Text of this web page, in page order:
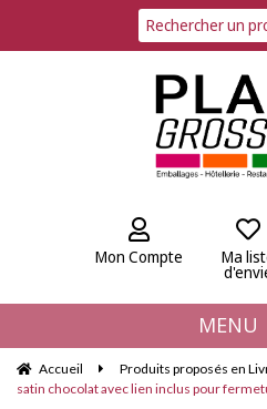
Mon Compte Ma
MENU
Accueil Produits proposés en
satin chocolat avec lien inclus pour